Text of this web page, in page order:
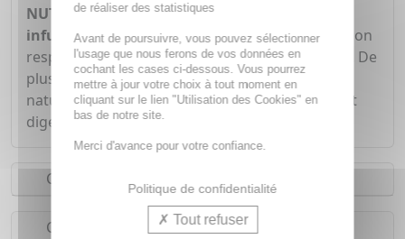
NUTRISANTÉ Infusions bio 100% naturelle
infusion thymparticpe au maintien de la fonction
respiratoire et aide à apaiser les gorges irritées. De
plus, il contribue au maintien des défenses
naturelles de l'organisme et participe au confort
digestif.
Conseils d'utilisation
Composition
de réaliser des statistiques
Avant de poursuivre, vous pouvez sélectionner
l'usage que nous ferons de vos données en
cochant les cases ci-dessous. Vous pourrez
mettre à jour votre choix à tout moment en
cliquant sur le lien "Utilisation des Cookies" en
bas de notre site.
Merci d'avance pour votre confiance.
Politique de confidentialité
Tout refuser